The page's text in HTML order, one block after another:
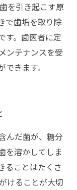
を引き起こす原
で歯垢を取り除
す。歯医者に定
ンテナンスを受
きます。
んだ菌が、糖分
を溶かしてしま
ることはたくさ
けることが大切